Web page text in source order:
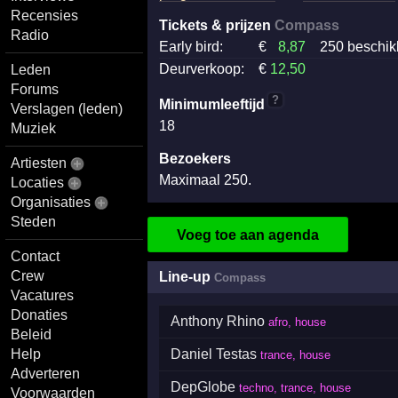
Recensies
Radio
Leden
Forums
Verslagen (leden)
Muziek
Artiesten
Locaties
Organisaties
Steden
Contact
Crew
Vacatures
Donaties
Beleid
Help
Adverteren
Voorwaarden
Tickets & prijzen Compass
Early bird:
€ 8,87
250
Deurverkoop:
€ 12,50
Minimumleeftijd ?
18
Bezoekers
Maximaal 250.
Voeg toe aan agenda
Line-up Compass
Anthony Rhino afro, house
Daniel Testas trance, house
DepGlobe techno, trance, house